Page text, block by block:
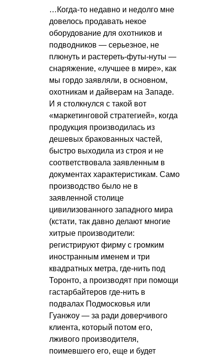
…Когда-то недавно и недолго мне
довелось продавать некое
оборудование для охотников и
подводников — серьезное, не
плюнуть и растереть-футы-нуты —
снаряжение, «лучшее в мире», как
мы гордо заявляли, в основном,
охотникам и дайверам на Западе.
И я столкнулся с такой вот
«маркетинговой стратегией», когда
продукция производилась из
дешевых бракованных частей,
быстро выходила из строя и не
соответствовала заявленным в
документах характеристикам. Само
производство было не в
заявленной столице
цивилизованного западного мира
(кстати, так давно делают многие
хитрые производители:
регистрируют фирму с громким
иностранным именем и три
квадратных метра, где-нить под
Торонто, а производят при помощи
гастарбайтеров где-нить в
подвалах Подмосковья или
Гуанжоу — за ради доверчивого
клиента, который потом его,
лживого производителя,
поимевшего его, еще и будет